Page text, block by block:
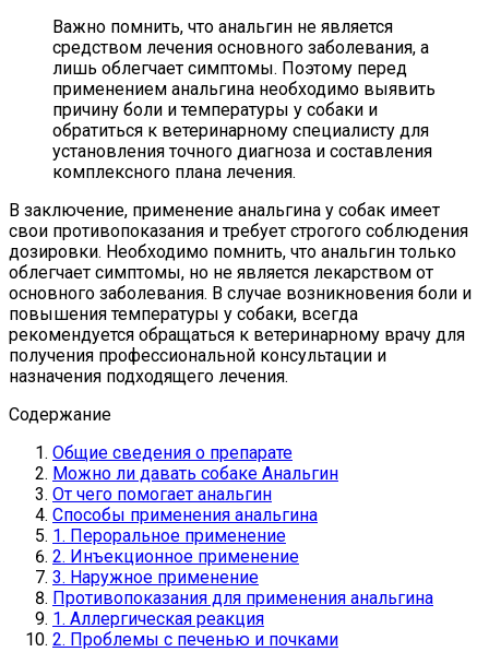
Важно помнить, что анальгин не является
средством лечения основного заболевания, а
лишь облегчает симптомы. Поэтому перед
применением анальгина необходимо выявить
причину боли и температуры у собаки и
обратиться к ветеринарному специалисту для
установления точного диагноза и составления
комплексного плана лечения.
В заключение, применение анальгина у собак имеет
свои противопоказания и требует строгого соблюдения
дозировки. Необходимо помнить, что анальгин только
облегчает симптомы, но не является лекарством от
основного заболевания. В случае возникновения боли и
повышения температуры у собаки, всегда
рекомендуется обращаться к ветеринарному врачу для
получения профессиональной консультации и
назначения подходящего лечения.
Содержание
Общие сведения о препарате
Можно ли давать собаке Анальгин
От чего помогает анальгин
Способы применения анальгина
1. Пероральное применение
2. Инъекционное применение
3. Наружное применение
Противопоказания для применения анальгина
1. Аллергическая реакция
2. Проблемы с печенью и почками